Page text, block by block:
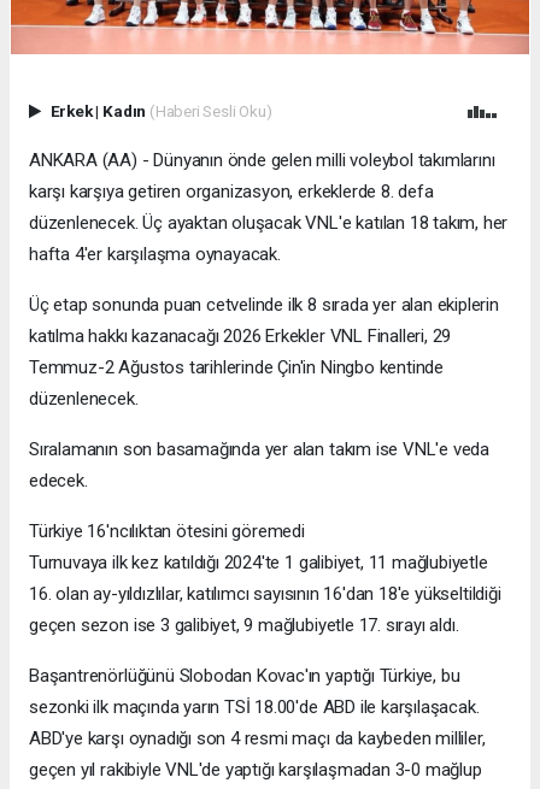
Erkek| Kadın (Haberi Sesli Oku)
ANKARA (AA) - Dünyanın önde gelen milli voleybol takımlarını
karşı karşıya getiren organizasyon, erkeklerde 8. defa
düzenlenecek. Üç ayaktan oluşacak VNL'e katılan 18 takım, her
hafta 4'er karşılaşma oynayacak.
Üç etap sonunda puan cetvelinde ilk 8 sırada yer alan ekiplerin
katılma hakkı kazanacağı 2026 Erkekler VNL Finalleri, 29
Temmuz-2 Ağustos tarihlerinde Çin'in Ningbo kentinde
düzenlenecek.
Sıralamanın son basamağında yer alan takım ise VNL'e veda
edecek.
Türkiye 16'ncılıktan ötesini göremedi
Turnuvaya ilk kez katıldığı 2024'te 1 galibiyet, 11 mağlubiyetle
16. olan ay-yıldızlılar, katılımcı sayısının 16'dan 18'e yükseltildiği
geçen sezon ise 3 galibiyet, 9 mağlubiyetle 17. sırayı aldı.
Başantrenörlüğünü Slobodan Kovac'ın yaptığı Türkiye, bu
sezonki ilk maçında yarın TSİ 18.00'de ABD ile karşılaşacak.
ABD'ye karşı oynadığı son 4 resmi maçı da kaybeden milliler,
geçen yıl rakibiyle VNL'de yaptığı karşılaşmadan 3-0 mağlup